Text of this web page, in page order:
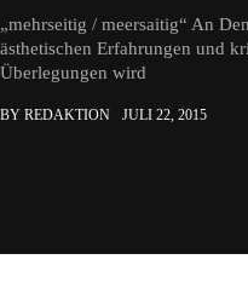
„mehrseitig / meersaitig“ An
ästhetischen Erfahrungen und
Überlegungen wird
BY REDAKTION JULI 22, 2015